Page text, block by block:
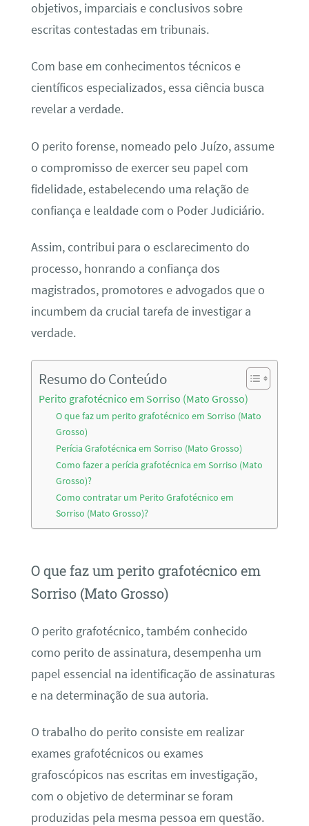
objetivos, imparciais e conclusivos sobre
escritas contestadas em tribunais.
Com base em conhecimentos técnicos e
científicos especializados, essa ciência busca
revelar a verdade.
O perito forense, nomeado pelo Juízo, assume
o compromisso de exercer seu papel com
fidelidade, estabelecendo uma relação de
confiança e lealdade com o Poder Judiciário.
Assim, contribui para o esclarecimento do
processo, honrando a confiança dos
magistrados, promotores e advogados que o
incumbem da crucial tarefa de investigar a
verdade.
Resumo do Conteúdo
Perito grafotécnico em Sorriso (Mato Grosso)
O que faz um perito grafotécnico em Sorriso (Mato
Grosso)
Perícia Grafotécnica em Sorriso (Mato Grosso)
Como fazer a perícia grafotécnica em Sorriso (Mato
Grosso)?
Como contratar um Perito Grafotécnico em
Sorriso (Mato Grosso)?
O que faz um perito grafotécnico em
Sorriso (Mato Grosso)
O perito grafotécnico, também conhecido
como perito de assinatura, desempenha um
papel essencial na identificação de assinaturas
e na determinação de sua autoria.
O trabalho do perito consiste em realizar
exames grafotécnicos ou exames
grafoscópicos nas escritas em investigação,
com o objetivo de determinar se foram
produzidas pela mesma pessoa em questão.